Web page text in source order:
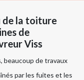
de la toiture
de
Viss
beaucoup de travaux
par les fuites et les